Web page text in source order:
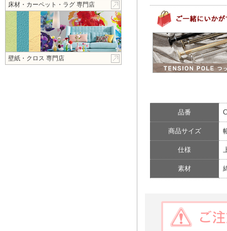
品番
商品サイズ
仕様
素材
床材・カーペット・ラグ 専門店
壁紙・クロス 専門店